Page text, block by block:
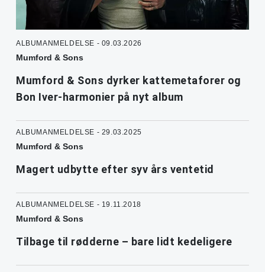
ALBUMANMELDELSE - 09.03.2026
Mumford & Sons
Mumford & Sons dyrker kattemetaforer og
Bon Iver-harmonier på nyt album
ALBUMANMELDELSE - 29.03.2025
Mumford & Sons
Magert udbytte efter syv års ventetid
ALBUMANMELDELSE - 19.11.2018
Mumford & Sons
Tilbage til rødderne – bare lidt kedeligere